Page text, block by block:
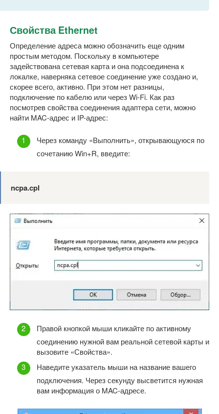
Свойства Ethernet
Определение адреса можно обозначить еще одним
простым методом. Поскольку в компьютере
задействована сетевая карта и она подсоединена к
локалке, наверняка сетевое соединение уже создано и,
скорее всего, активно. При этом нет разницы,
подключение по кабелю или через Wi-Fi. Как раз
посмотрев свойства соединения адаптера сети, можно
найти MAC-адрес и IP-адрес:
Через команду «Выполнить», открывающуюся по
сочетанию Win+R, введите:
ncpa.cpl
Правой кнопкой мыши кликайте по активному
соединению нужной вам реальной сетевой карты и
вызовите «Свойства».
Наведите указатель мыши на название вашего
подключения. Через секунду высветится нужная
вам информация о MAC-адресе.